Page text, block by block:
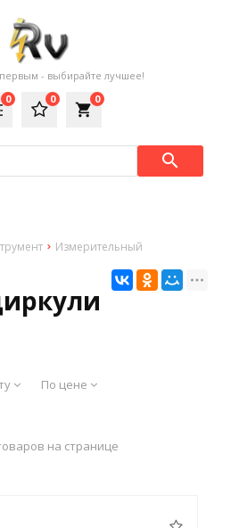
- выбирайте лучшее!
local_grocery_store
0
0
0
Измерительный
По цене
на странице